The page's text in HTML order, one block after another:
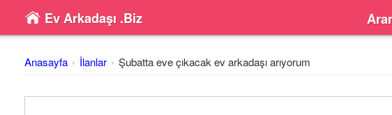
Ev Arkadaşı .Biz
Anasayfa İlanlar Şubatta eve çıkacak ev arkadaşı arıyorum